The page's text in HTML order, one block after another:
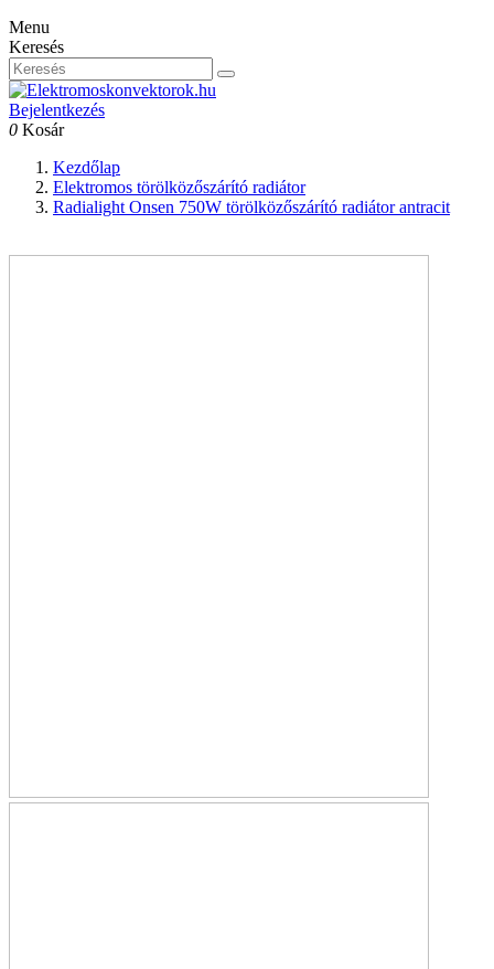
Menu
Keresés
Bejelentkezés
0 Kosár
Kezdőlap
Elektromos törölközőszárító radiátor
Radialight Onsen 750W törölközőszárító radiátor antracit